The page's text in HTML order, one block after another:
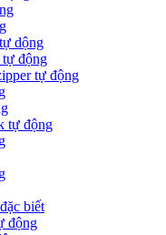
dộng
tự động
tự động
tự động
biết
động